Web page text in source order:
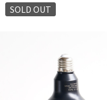
SOLD OUT